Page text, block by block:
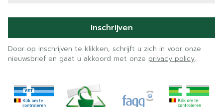
Inschrijven
Door op inschrijven te klikken, schrijft u zich in voor onze
nieuwsbrief en gaat u akkoord met onze privacy policy.